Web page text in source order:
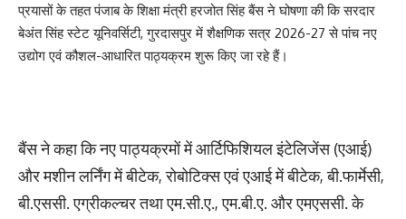
प्रयासों के तहत पंजाब के शिक्षा मंत्री हरजोत सिंह बैंस ने घोषणा की कि सरदार
बेअंत सिंह स्टेट यूनिवर्सिटी, गुरदासपुर में शैक्षणिक सत्र 2026-27 से पांच नए
उद्योग एवं कौशल-आधारित पाठ्यक्रम शुरू किए जा रहे हैं।
बैंस ने कहा कि नए पाठ्यक्रमों में आर्टिफिशियल इंटेलिजेंस (एआई)
और मशीन लर्निंग में बीटेक, रोबोटिक्स एवं एआई में बीटेक, बी.फार्मेसी,
बी.एससी. एग्रीकल्चर तथा एम.सी.ए., एम.बी.ए. और एमएससी. के